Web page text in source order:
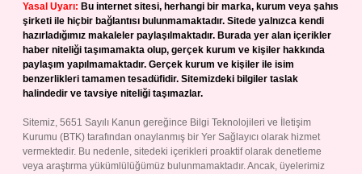
Yasal Uyarı: Bu internet sitesi, herhangi bir marka, kurum veya şahıs
şirketi ile hiçbir bağlantısı bulunmamaktadır. Sitede yalnızca kendi
hazırladığımız makaleler paylaşılmaktadır. Burada yer alan içerikler
haber niteliği taşımamakta olup, gerçek kurum ve kişiler hakkında
paylaşım yapılmamaktadır. Gerçek kurum ve kişiler ile isim
benzerlikleri tamamen tesadüfidir. Sitemizdeki bilgiler taslak
halindedir ve tavsiye niteliği taşımazlar.
Sitemiz, 5651 Sayılı Kanun gereğince Bilgi Teknolojileri ve İletişim
Kurumu (BTK) tarafından onaylanmış bir Yer Sağlayıcı olarak hizmet
vermektedir. Bu nedenle, sitedeki içerikleri proaktif olarak denetleme
veya araştırma yükümlülüğümüz bulunmamaktadır. Ancak, üyelerimiz